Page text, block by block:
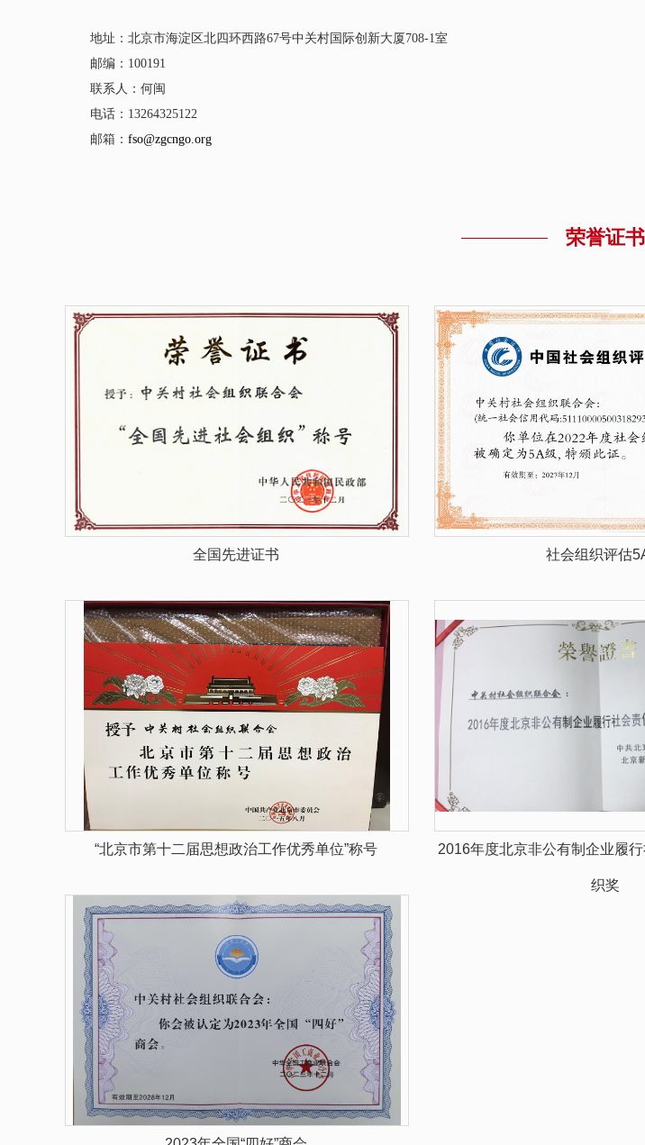
地址：北京市海淀区北四环西路67号中关村国际创新大厦708-1室
邮编： 100191
联系人：何闽
电话：13264325122
邮箱： fso@zgcngo.org
荣誉证书
全国先进证书 社会组织评估
“北京市第十二届思想政治工作优秀单位”称号 2016年度北京非公有制企业履
织奖